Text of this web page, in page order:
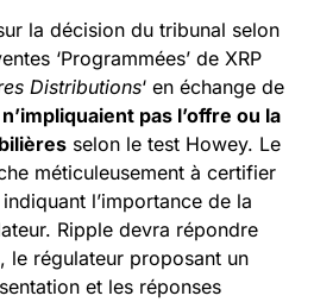
la décision du tribunal selon
‘Programmées’ de XRP
Distributions‘ en échange de
n’impliquaient pas l’offre ou la
selon le test Howey. Le
méticuleusement à certifier
l’importance de la
Ripple devra répondre
le régulateur proposant un
et les réponses